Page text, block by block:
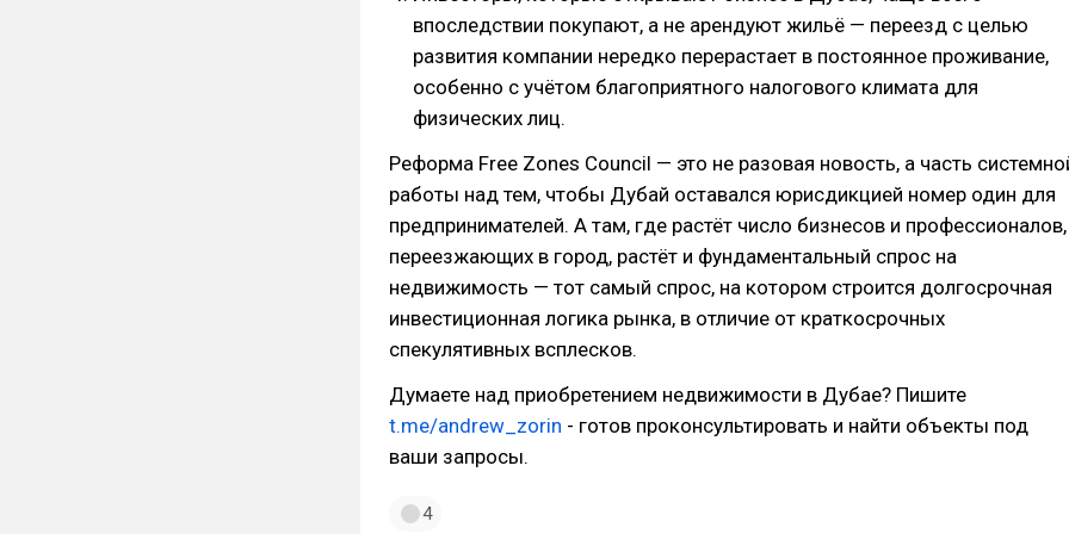
впоследствии покупают, а не арендуют жильё — переезд с целью
развития компании нередко перерастает в постоянное проживание,
особенно с учётом благоприятного налогового климата для
физических лиц.
Реформа Free Zones Council — это не разовая новость, а часть
работы над тем, чтобы Дубай оставался юрисдикцией номер один для
предпринимателей. А там, где растёт число бизнесов и профессионалов,
переезжающих в город, растёт и фундаментальный спрос на
недвижимость — тот самый спрос, на котором строится долгосрочная
инвестиционная логика рынка, в отличие от краткосрочных
спекулятивных всплесков.
Думаете над приобретением недвижимости в Дубае? Пишите
t.me/andrew_zorin - готов проконсультировать и найти объекты под
ваши запросы.
4